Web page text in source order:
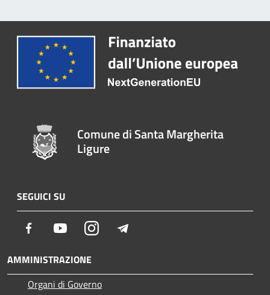
Comune di Santa Margherita
Ligure
SEGUICI SU
Facebook YoutubeInstagram
AMMINISTRAZIONE
Organi di Governo